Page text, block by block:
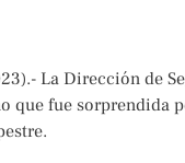
La Dirección de
que fue sorprendida